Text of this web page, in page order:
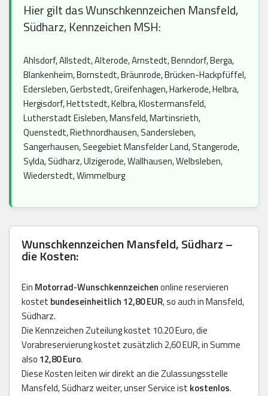
Hier gilt das Wunschkennzeichen Mansfeld,
Südharz, Kennzeichen MSH:
Ahlsdorf, Allstedt, Alterode, Arnstedt, Benndorf, Berga,
Blankenheim, Bornstedt, Bräunrode, Brücken-Hackpfüffel,
Edersleben, Gerbstedt, Greifenhagen, Harkerode, Helbra,
Hergisdorf, Hettstedt, Kelbra, Klostermansfeld,
Lutherstadt Eisleben, Mansfeld, Martinsrieth,
Quenstedt, Riethnordhausen, Sandersleben,
Sangerhausen, Seegebiet Mansfelder Land, Stangerode,
Sylda, Südharz, Ulzigerode, Wallhausen, Welbsleben,
Wiederstedt, Wimmelburg
Wunschkennzeichen Mansfeld, Südharz –
die Kosten:
Ein Motorrad-Wunschkennzeichenonline reservieren
kostet bundeseinheitlich 12,80 EUR, so auch in Mansfeld,
Südharz.
Die Kennzeichen Zuteilung kostet 10.20 Euro, die
Vorabreservierung kostet zusätzlich 2,60 EUR, in Summe
also 12,80 Euro.
Diese Kosten leiten wir direkt an die Zulassungsstelle
Mansfeld, Südharz weiter, unser Service ist kostenlos.